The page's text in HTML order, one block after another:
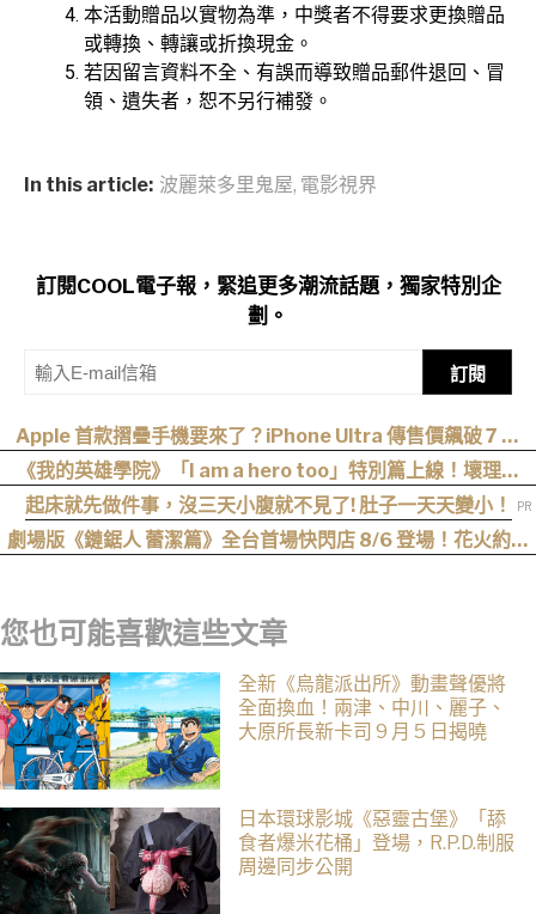
本活動贈品以實物為準，中獎者不得要求更換贈品
或轉換、轉讓或折換現金。
若因留言資料不全、有誤而導致贈品郵件退回、冒
領、遺失者，恕不另行補發。
In this article: 波麗萊多里鬼屋, 電影視界
訂閱COOL電子報，緊追更多潮流話題，獨家特別企
劃。
訂閱
Apple 首款摺疊手機要來了？iPhone Ultra 傳售價飆破 7 萬
元！
《我的英雄學院》「I am a hero too」特別篇上線！壞理版
〈Hero too〉正式公開！
起床就先做件事，沒三天小腹就不見了! 肚子一天天變小！
劇場版《鏈鋸人 蕾潔篇》全台首場快閃店 8/6 登場！花火約會
您也可能喜歡這些文章
全新《烏龍派出所》動畫聲優將
全面換血！兩津、中川、麗子、
大原所長新卡司 9 月 5 日揭曉
日本環球影城《惡靈古堡》「舔
食者爆米花桶」登場，R.P.D.制服
周邊同步公開